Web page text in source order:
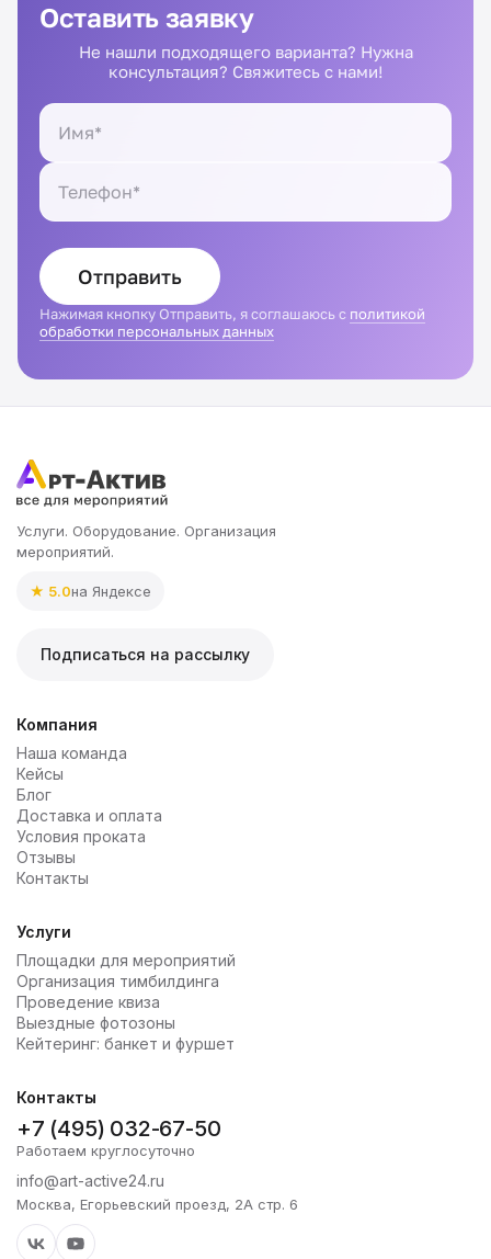
Оставить заявку
Не нашли подходящего варианта? Нужна
консультация? Свяжитесь с нами!
Отправить
Нажимая кнопку Отправить, я соглашаюсь с политикой
обработки персональных данных
Услуги. Оборудование. Организация
мероприятий.
★ 5.0на Яндексе
Подписаться на рассылку
Компания
Наша команда
Кейсы
Блог
Доставка и оплата
Условия проката
Отзывы
Контакты
Услуги
Площадки для мероприятий
Организация тимбилдинга
Проведение квиза
Выездные фотозоны
Кейтеринг: банкет и фуршет
Контакты
+7 (495) 032-67-50
Работаем круглосуточно
info@art-active24.ru
Москва, Егорьевский проезд, 2А стр. 6